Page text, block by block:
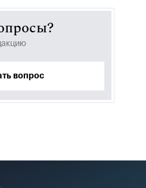
вопрос